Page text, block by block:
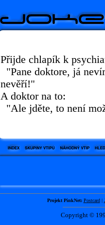
Přijde chlapík k
"Pane doktore, já
nevěří!"
A doktor na to:
"Ale jděte, to není
Projekt PinkNet: Postcard|
Copyright ©